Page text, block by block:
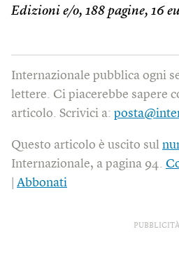
Edizioni e/o, 188 pagine, 16
Internazionale pubblica ogni
lettere. Ci piacerebbe sapere
articolo. Scrivici a:
Questo articolo è uscito sul
Internazionale, a pagina 94.
Abbonati
PUBBLICITÀ